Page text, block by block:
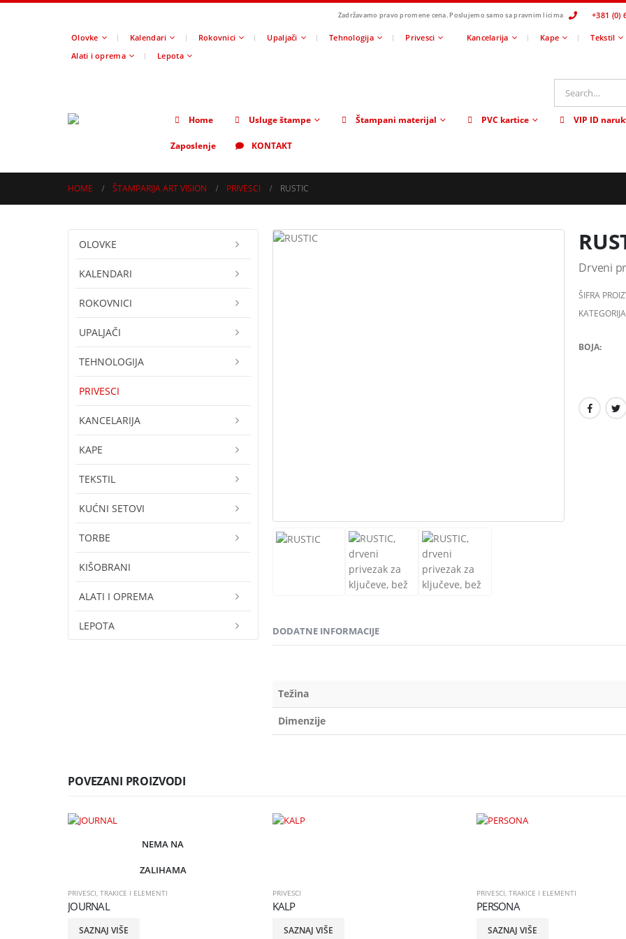
Zadržavamo pravo promene cena. Poslujemo samo sa pravnim licima +381 (0)
Olovke Kalendari Rokovnici Upaljači Tehnologija Privesci Kancelarija Kape Tekstil
Alati i oprema
Lepota
Home Usluge štampe Štampani materijal PVC kartice VIP ID
Zaposlenje KONTAKT
HOME ŠTAMPARIJA ART VISION PRIVESCI RUSTIC
Drveni
ŠIFRA
BOJA
DODATNE INFORMACIJE
Težina
Dimenzije
OLOVKE
KALENDARI
ROKOVNICI
UPALJAČI
TEHNOLOGIJA
PRIVESCI
KANCELARIJA
KAPE
TEKSTIL
KUĆNI SETOVI
TORBE
KIŠOBRANI
ALATI I OPREMA
LEPOTA
POVEZANI PROIZVODI
NEMA NA
ZALIHAMA
PRIVESCI TRAKICE I ELEMENTI
JOURNAL
SAZNAJ VIŠE
PRIVESCI
KALP
SAZNAJ VIŠE
PRIVESCI TRAKICE I ELEMENTI
PERSONA
SAZNAJ VIŠE